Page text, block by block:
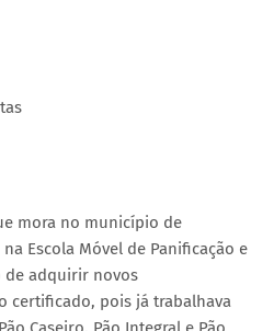
mora no município de
Escola Móvel de Panificação e
de adquirir novos
certificado, pois já trabalhava